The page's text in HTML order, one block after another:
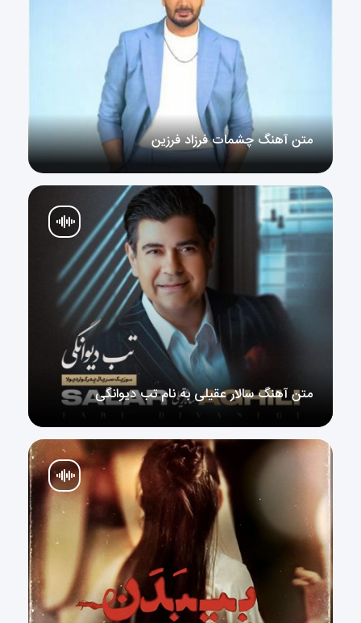
متن آهنگ چشمات فرزاد فرزین
متن آهنگ چشمات فرزاد فرزین
متن آهنگ سالار عقیلی به نام تب دیوانگی
متن آهنگ سالار عقیلی به نام تب دیوانگی